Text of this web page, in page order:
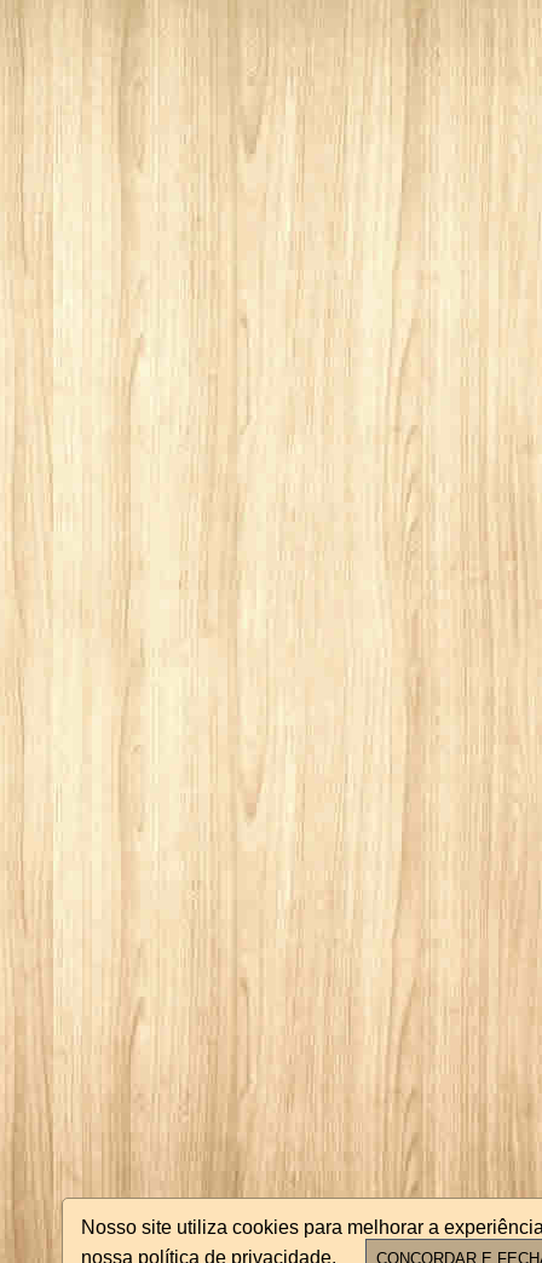
Nosso site utiliza cookies para melhorar a
nossa política de privacidade.